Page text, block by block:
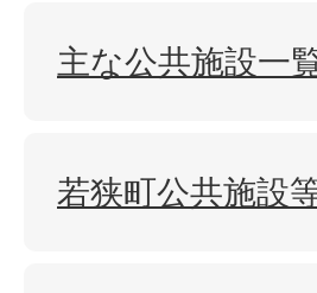
主な公共施設一
若狭町公共施設